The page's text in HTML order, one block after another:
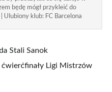
będę mógł przykleić do
Ulubiony klub: FC Barcelona
Stali Sanok
ćwierćfinały Ligi Mistrzów